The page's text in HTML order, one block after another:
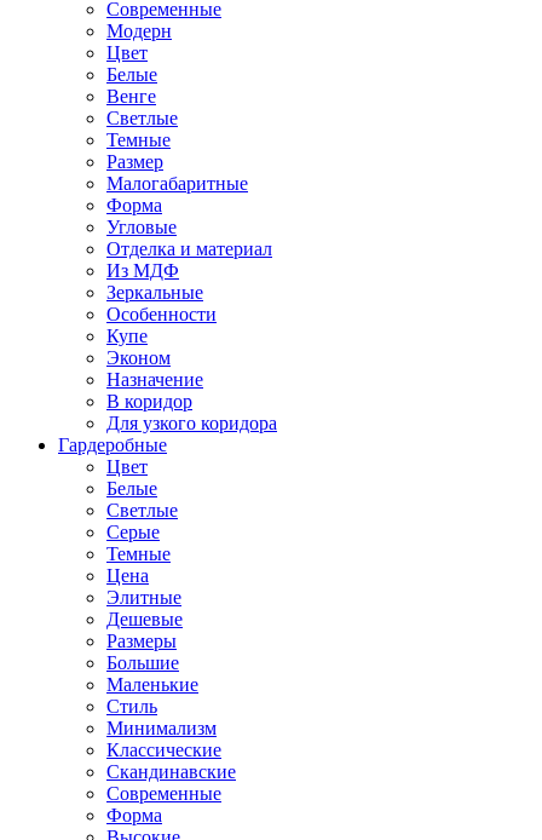
Современные
Модерн
Цвет
Белые
Венге
Светлые
Темные
Размер
Малогабаритные
Форма
Угловые
Отделка и материал
Из МДФ
Зеркальные
Особенности
Купе
Эконом
Назначение
В коридор
Для узкого коридора
Гардеробные
Цвет
Белые
Светлые
Серые
Темные
Цена
Элитные
Дешевые
Размеры
Большие
Маленькие
Стиль
Минимализм
Классические
Скандинавские
Современные
Форма